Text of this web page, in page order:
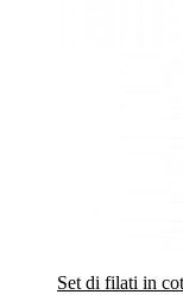
Set di filati in